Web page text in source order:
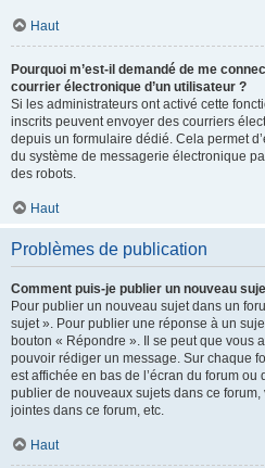
Haut
Pourquoi m’est-il demandé de me
courrier électronique d’un utilisateur ?
Si les administrateurs ont activé cette
inscrits peuvent envoyer des courriers
depuis un formulaire dédié. Cela permet
du système de messagerie électronique
des robots.
Haut
Problèmes de publication
Comment puis-je publier un nouveau
Pour publier un nouveau sujet dans un
sujet ». Pour publier une réponse à un
bouton « Répondre ». Il se peut que vous
pouvoir rédiger un message. Sur chaque
est affichée en bas de l’écran du forum
publier de nouveaux sujets dans ce
jointes dans ce forum, etc.
Haut